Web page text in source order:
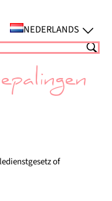
NEDERLANDS
of